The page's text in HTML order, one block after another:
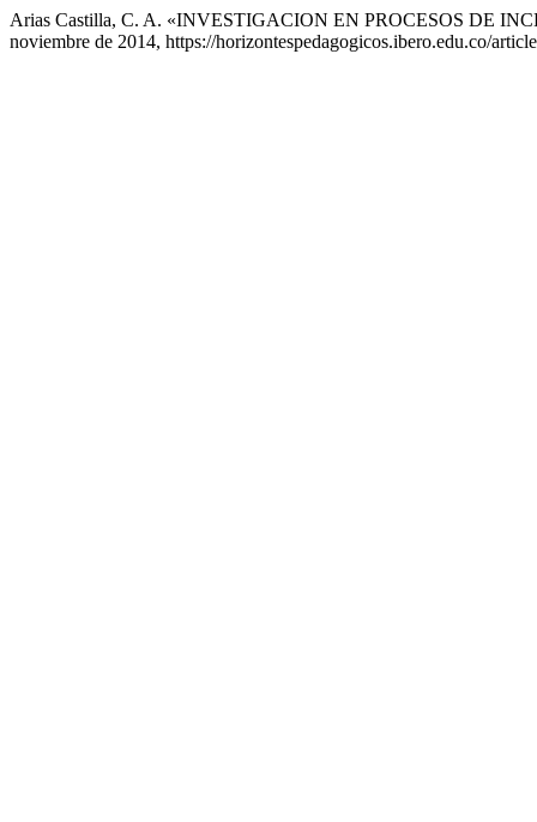
Arias Castilla, C. A. «INVESTIGACION EN PROCESOS DE
noviembre de 2014, https://horizontespedagogicos.ibero.edu.co/